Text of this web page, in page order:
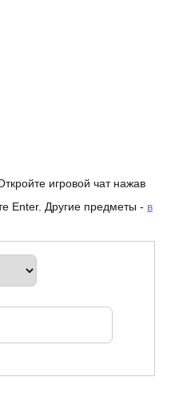
игровой чат нажав
Enter. Другие предметы - в